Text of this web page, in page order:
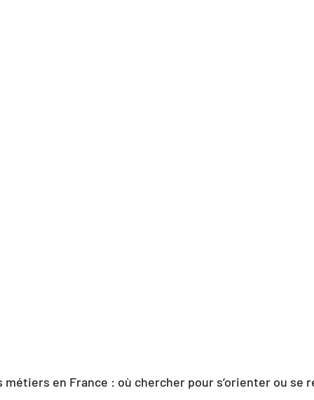
métiers en France : où chercher pour s’orienter ou se